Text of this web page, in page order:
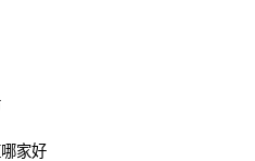
家好